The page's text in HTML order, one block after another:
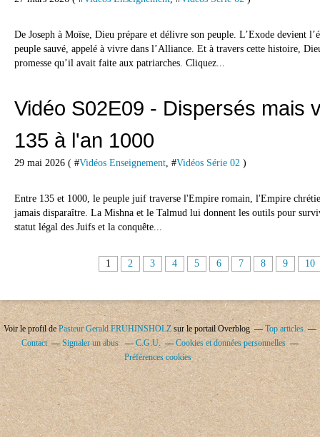
De Joseph à Moïse, Dieu prépare et délivre son peuple. L’Exode devient
peuple sauvé, appelé à vivre dans l’Alliance. Et à travers cette histoire,
promesse qu’il avait faite aux patriarches. Cliquez...
Vidéo S02E09 - Dispersés mais
135 à l'an 1000
29 mai 2026 ( #Vidéos Enseignement, #Vidéos Série 02 )
Entre 135 et 1000, le peuple juif traverse l'Empire romain, l'Empire
jamais disparaître. La Mishna et le Talmud lui donnent les outils pour
statut légal des Juifs et la conquête...
1 2 3 4 5 6 7 8 9 10
Voir le profil dePasteur Gerald FRUHINSHOLZ sur le portail Overblog
Top articles
Contact
Signaler un abus C.G.U.
Cookies et données personnelles
Préférences cookies